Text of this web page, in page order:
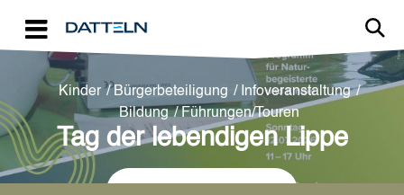
Kinder Bürgerbeteiligung
Infoveranstaltung
Bildung
Führungen/Touren
Tag der lebendigen Lippe